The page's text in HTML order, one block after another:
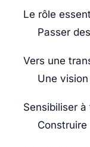
Le rôle
Passer
Vers une
Une vision
Sensibiliser à